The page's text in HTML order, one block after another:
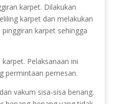
karpet. Dilakukan
karpet dan melakukan
karpet sehingga
Pelaksanaan ini
permintaan pemesan.
vakum sisa-sisa benang.